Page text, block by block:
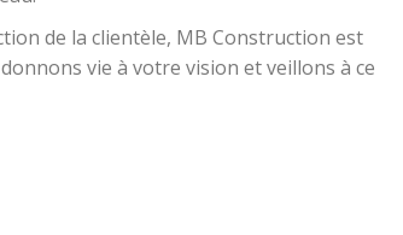
de la clientèle, MB Construction est
vie à votre vision et veillons à ce